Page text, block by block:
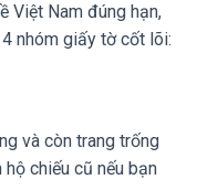
Việt Nam đúng hạn,
nhóm giấy tờ cốt lõi:
và còn trang trống
chiếu cũ nếu bạn